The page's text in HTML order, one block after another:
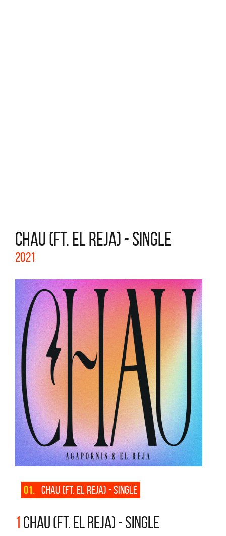
CHAU (FT. EL REJA) - SINGLE
2021
01. CHAU (FT. EL REJA) - SINGLE
1 CHAU (FT. EL REJA) - SINGLE